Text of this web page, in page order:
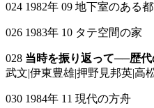
024 1982年 09 地下室のある
026 1983年 10 タテ空間の家
028 当時を振り返って──歴代
武文|伊東豊雄|押野見邦英|高
030 1984年 11 現代の方舟